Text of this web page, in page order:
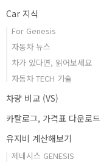
Car 지식
For Genesis
자동차 뉴스
차가 있다면, 읽어보세요
자동차 TECH 기술
차량 비교 (VS)
카탈로그, 가격표 다운로드
유지비 계산해보기
제네시스 GENESIS